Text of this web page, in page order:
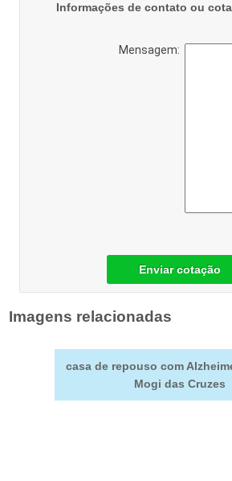
Informações de contato ou
Mensagem:
Enviar cotação
Imagens relacionadas
casa de repouso com
Mogi das Cruzes